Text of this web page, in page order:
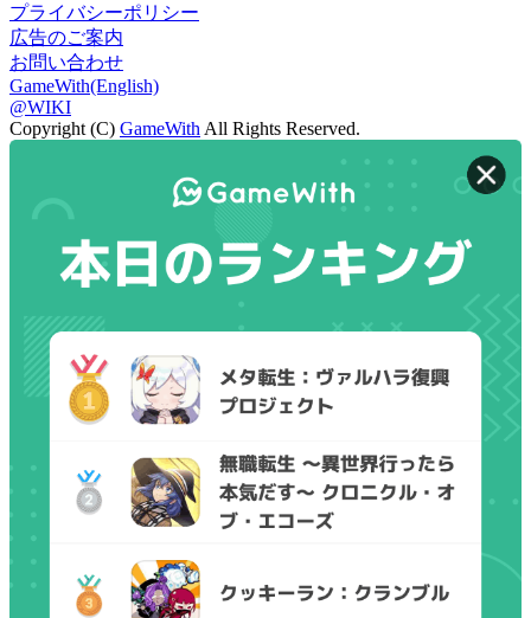
プライバシーポリシー
広告のご案内
お問い合わせ
GameWith(English)
@WIKI
Copyright (C) GameWith All Rights Reserved.